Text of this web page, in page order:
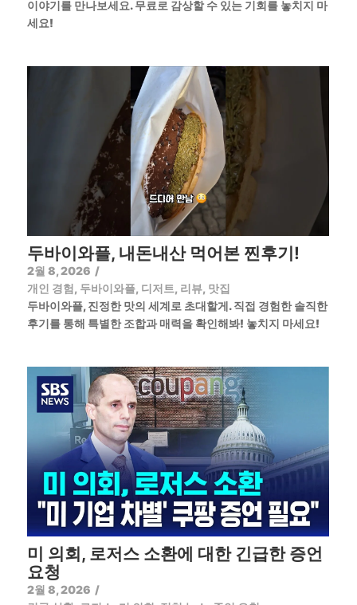
이야기를 만나보세요. 무료로 감상할 수 있는 기회를 놓치지 마
세요!
두바이와플, 내돈내산 먹어본 찐후기!
2월 8, 2026 /
개인 경험, 두바이와플, 디저트, 리뷰, 맛집
두바이와플, 진정한 맛의 세계로 초대할게. 직접 경험한 솔직한
후기를 통해 특별한 조합과 매력을 확인해봐! 놓치지 마세요!
미 의회, 로저스 소환에 대한 긴급한 증언
요청
2월 8, 2026 /